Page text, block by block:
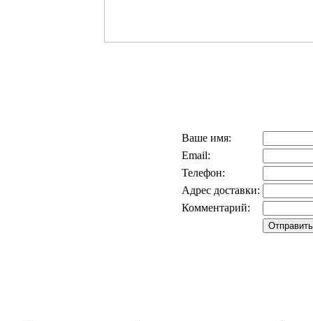
Ваше имя:
Email:
Телефон:
Адрес доставки:
Комментарий: